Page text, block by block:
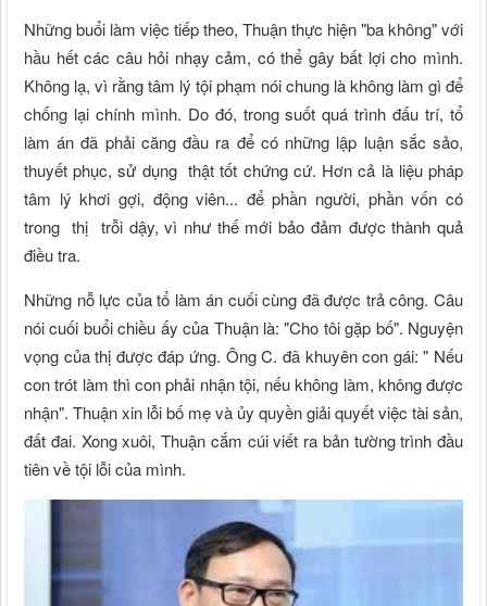
Những buổi làm việc tiếp theo, Thuận thực hiện "ba không" với
hầu hết các câu hỏi nhạy cảm, có thể gây bất lợi cho mình.
Không lạ, vì rằng tâm lý tội phạm nói chung là không làm gì để
chống lại chính mình. Do đó, trong suốt quá trình đấu trí, tổ
làm án đã phải căng đầu ra để có những lập luận sắc sảo,
thuyết phục, sử dụng thật tốt chứng cứ. Hơn cả là liệu pháp
tâm lý khơi gợi, động viên... để phần người, phần vốn có
trong thị trỗi dậy, vì như thế mới bảo đảm được thành quả
điều tra.
Những nỗ lực của tổ làm án cuối cùng đã được trả công. Câu
nói cuối buổi chiều ấy của Thuận là: "Cho tôi gặp bố". Nguyện
vọng của thị được đáp ứng. Ông C. đã khuyên con gái: " Nếu
con trót làm thì con phải nhận tội, nếu không làm, không được
nhận". Thuận xin lỗi bố mẹ và ủy quyền giải quyết việc tài sản,
đất đai. Xong xuôi, Thuận cắm cúi viết ra bản tường trình đầu
tiên về tội lỗi của mình.